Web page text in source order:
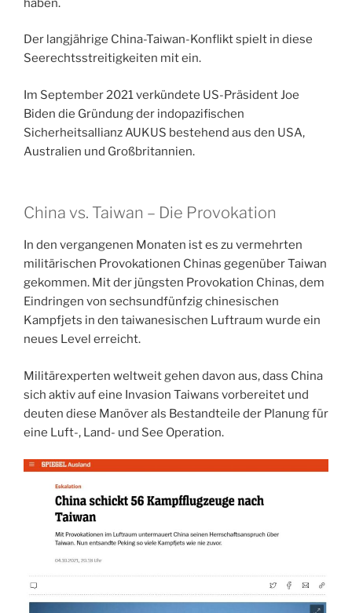
haben.
Der langjährige China-Taiwan-Konflikt spielt in diese
Seerechtsstreitigkeiten mit ein.
Im September 2021 verkündete US-Präsident Joe
Biden die Gründung der indopazifischen
Sicherheitsallianz AUKUS bestehend aus den USA,
Australien und Großbritannien.
China vs. Taiwan – Die Provokation
In den vergangenen Monaten ist es zu vermehrten
militärischen Provokationen Chinas gegenüber Taiwan
gekommen. Mit der jüngsten Provokation Chinas, dem
Eindringen von sechsundfünfzig chinesischen
Kampfjets in den taiwanesischen Luftraum wurde ein
neues Level erreicht.
Militärexperten weltweit gehen davon aus, dass China
sich aktiv auf eine Invasion Taiwans vorbereitet und
deuten diese Manöver als Bestandteile der Planung für
eine Luft-, Land- und See Operation.